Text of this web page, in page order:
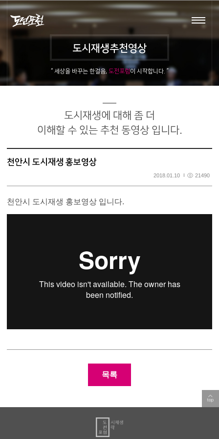
회원가입
포럼소개
아카데미
도시재생추천영상
스타트업
회원마당
도시재생추천영상
“ 세상을 바꾸는 한걸음, 도전포럼이 시작합니다. ”
도시재생에 대해 좀 더
이해할 수 있는 추천 동영상 입니다.
천안시 도시재생 홍보영상
2018.01.10 21490
천안시 도시재생 홍보영상 입니다.
목록